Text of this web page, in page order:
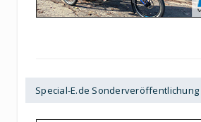
Special-E.de Sonderveröffentlichung